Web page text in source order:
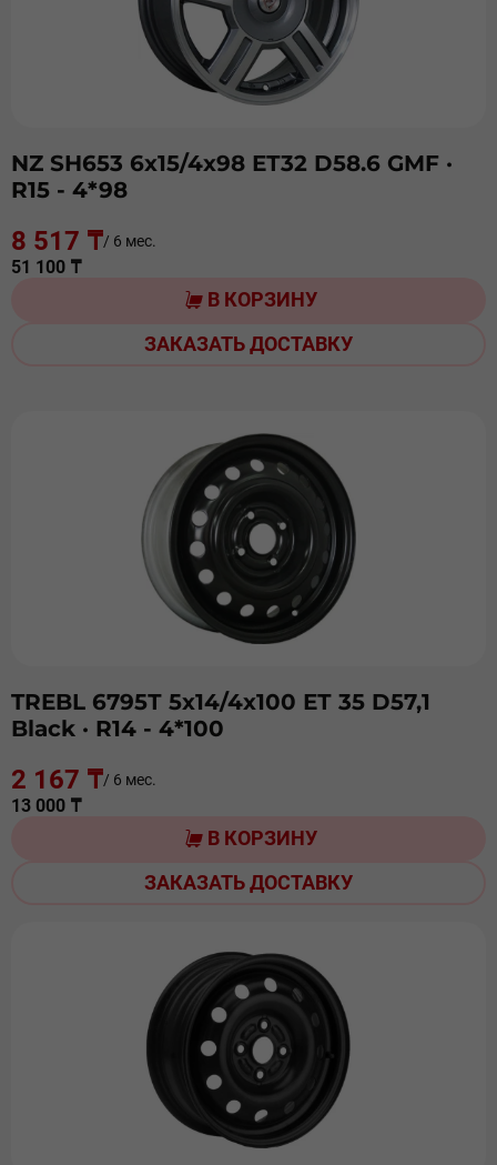
NZ SH653 6х15/4х98 ЕТ32 D58.6 GMF ·
R15 - 4*98
8 517 ₸/ 6 мес.
51 100 ₸
В КОРЗИНУ
ЗАКАЗАТЬ ДОСТАВКУ
TREBL 6795Т 5х14/4х100 ЕТ 35 D57,1
Black · R14 - 4*100
2 167 ₸/ 6 мес.
13 000 ₸
В КОРЗИНУ
ЗАКАЗАТЬ ДОСТАВКУ